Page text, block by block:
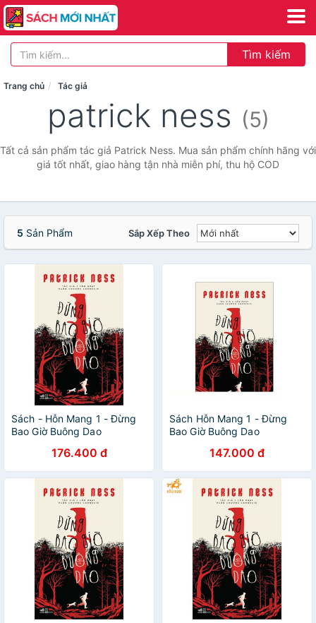
Tìm kiếm
Trang chủ Tác giả
patrick ness (5)
Tất cả sản phẩm tác giả Patrick Ness. Mua sản phẩm chính hãng với
giá tốt nhất, giao hàng tận nhà miễn phí, thu hộ COD
5 Sản Phẩm Sắp Xếp Theo
Sách - Hỗn Mang 1 - Đừng
Bao Giờ Buông Dao
176.400 đ
Sách Hỗn Mang 1 - Đừng
Bao Giờ Buông Dao
147.000 đ